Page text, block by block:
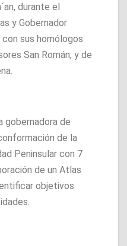
durante el
y Gobernador
con sus homólogos
San Román, y de
gobernadora de
de la
Peninsular con 7
de un Atlas
objetivos